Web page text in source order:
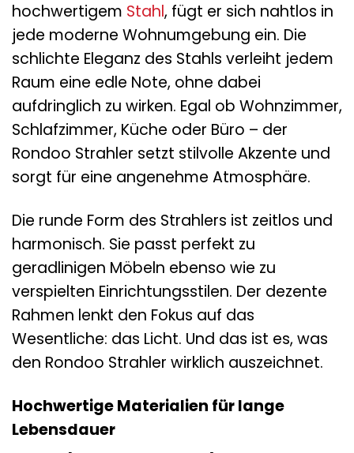
hochwertigem Stahl, fügt er sich nahtlos in
jede moderne Wohnumgebung ein. Die
schlichte Eleganz des Stahls verleiht jedem
Raum eine edle Note, ohne dabei
aufdringlich zu wirken. Egal ob Wohnzimmer,
Schlafzimmer, Küche oder Büro – der
Rondoo Strahler setzt stilvolle Akzente und
sorgt für eine angenehme Atmosphäre.
Die runde Form des Strahlers ist zeitlos und
harmonisch. Sie passt perfekt zu
geradlinigen Möbeln ebenso wie zu
verspielten Einrichtungsstilen. Der dezente
Rahmen lenkt den Fokus auf das
Wesentliche: das Licht. Und das ist es, was
den Rondoo Strahler wirklich auszeichnet.
Hochwertige Materialien für lange
Lebensdauer